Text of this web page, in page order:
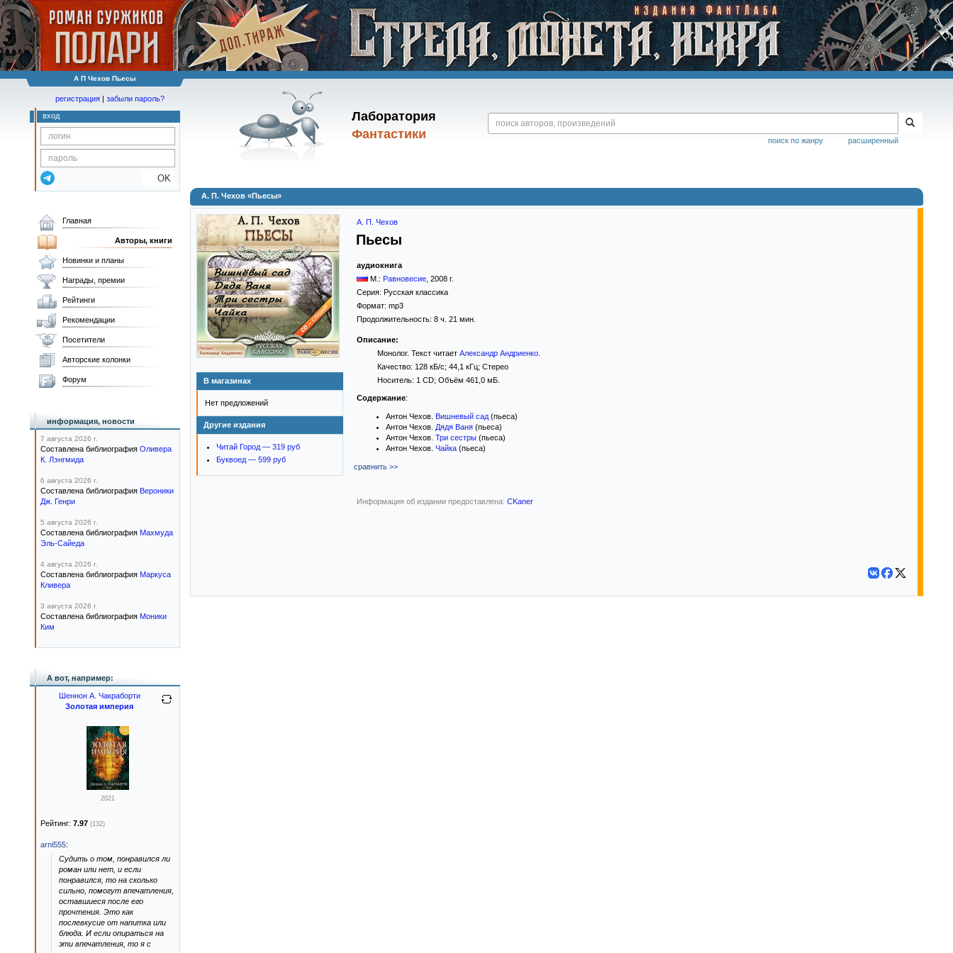
А П Чехов Пьесы
Лаборатория
Фантастики
расширенный
поиск по жанру
регистрация | забыли пароль?
вход
OK
А. П. Чехов «Пьесы»
В магазинах
Нет предложений
Другие издания
Читай Город — 319 руб
Буквоед — 599 руб
А. П. Чехов
Пьесы
аудиокнига
М.: Равновесие 2008 г.
Серия: Русская классика
Формат: mp3
Продолжительность: 8 ч. 21 мин.
Описание:
Монолог. Текст читает Александр Андриенко.
Качество: 128 кБ/с; 44,1 кГц; Стерео
Носитель: 1 CD; Объём 461,0 мБ.
Содержание:
Антон Чехов. Вишневый сад (пьеса)
Антон Чехов. Дядя Ваня (пьеса)
Антон Чехов. Три сестры (пьеса)
Антон Чехов. Чайка (пьеса)
сравнить >>
Информация об издании предоставлена: CKaner
Главная
Авторы, книги
Новинки и планы
Награды, премии
Рейтинги
Рекомендации
Посетители
Авторские колонки
Форум
информация, новости
7 августа 2026 г.
Составлена библиография Оливера
К. Лэнгмида
6 августа 2026 г.
Составлена библиография Вероники
Дж. Генри
5 августа 2026 г.
Составлена библиография Махмуда
Эль-Сайеда
4 августа 2026 г.
Составлена библиография Маркуса
Кливера
3 августа 2026 г.
Составлена библиография Моники
Ким
А вот, например:
Шеннон А. Чакраборти
Золотая империя
2021
Рейтинг: 7.97 (132)
arni555:
Судить о том, понравился ли
роман или нет, и если
понравился, то на сколько
сильно, помогут впечатления,
оставшиеся после его
прочтения. Это как
послевкусие от напитка или
блюда. И если опираться на
эти впечатления, то я с